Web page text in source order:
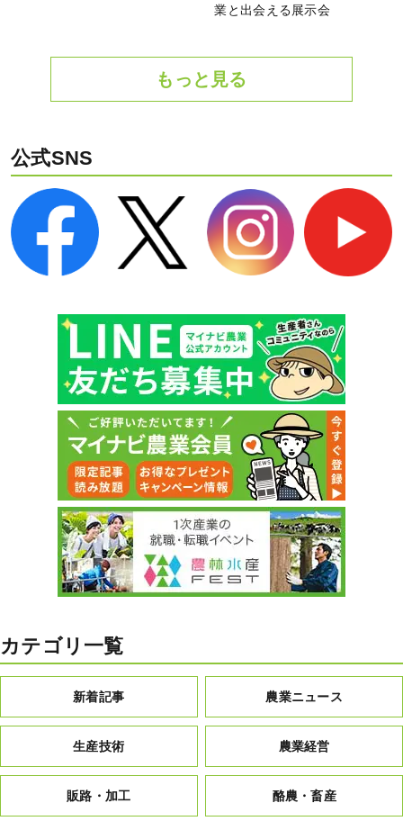
業と出会える展示会
もっと見る
公式SNS
カテゴリ一覧
新着記事 農業ニュース
生産技術 農業経営
販路・加工 酪農・畜産